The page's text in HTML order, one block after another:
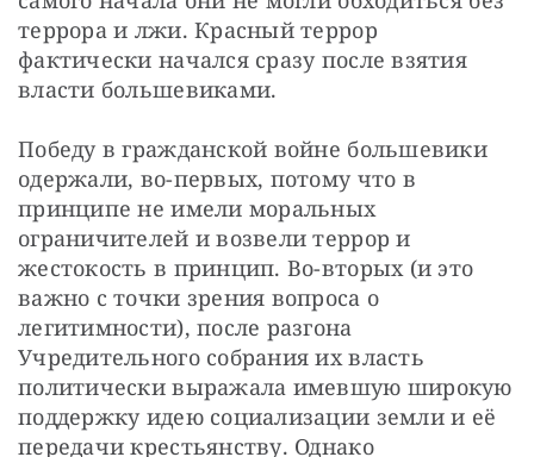
террора и лжи. Красный террор
фактически начался сразу после взятия
власти большевиками.
Победу в гражданской войне большевики
одержали, во-первых, потому что в
принципе не имели моральных
ограничителей и возвели террор и
жестокость в принцип. Во-вторых (и это
важно с точки зрения вопроса о
легитимности), после разгона
Учредительного собрания их власть
политически выражала имевшую широкую
поддержку идею социализации земли и её
передачи крестьянству. Однако